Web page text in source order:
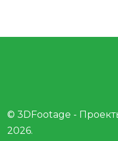
© 3DFootage -
2026.